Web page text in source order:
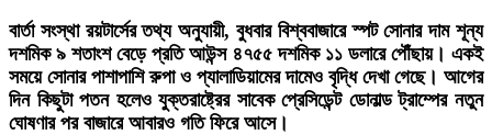
বার্তা সংস্থা রয়টার্সের তথ্য অনুযায়ী, বুধবার বিশ্ববাজারে স্পট সোনার দাম শূন্য
দশমিক ৯ শতাংশ বেড়ে প্রতি আউন্স ৪৭৫৫ দশমিক ১১ ডলারে পৌঁছায়। একই
সময়ে সোনার পাশাপাশি রুপা ও প্যালাডিয়ামের দামেও বৃদ্ধি দেখা গেছে। আগের
দিন কিছুটা পতন হলেও যুক্তরাষ্ট্রের সাবেক প্রেসিডেন্ট ডোনাল্ড ট্রাম্পের নতুন
ঘোষণার পর বাজারে আবারও গতি ফিরে আসে।